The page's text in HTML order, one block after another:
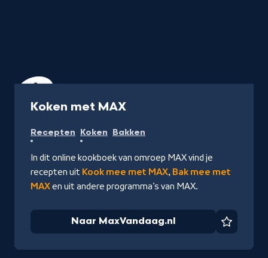
Koken met MAX-
MaxVandaag.nl
Recepten Koken Bakken
In dit online kookboek van omroep MAX vind je
recepten uit Kook mee met MAX, Bak mee met
MAXen uit andere programma’s van MAX.
Naar MaxVandaag.nl